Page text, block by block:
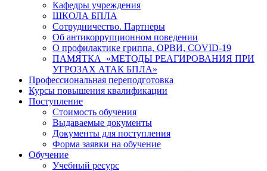
Кафедры учреждения
ШКОЛА БПЛА
Сотрудничество. Партнеры
Об антикоррупционном поведении
О профилактике гриппа, ОРВИ, COVID-19
ПАМЯТКА «МЕТОДЫ РЕАГИРОВАНИЯ ПРИ
УГРОЗАХ АТАК БПЛА»
Профессиональная переподготовка
Курсы повышения квалификации
Поступление
Стоимость обучения
Выдаваемые документы
Документы для поступления
Форма заявки на обучение
Обучение
Учебный ресурс